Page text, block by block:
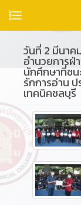
วันที่ 2 มีนาค
อำนวยการฝ่
นักศึกษาที่ชน
รักการอ่าน
เทคนิคชลบุรี